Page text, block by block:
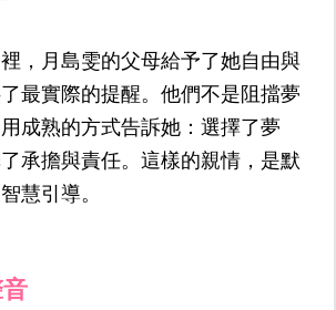
，月島雯的父母給予了她自由與
最實際的提醒。他們不是阻擋夢
成熟的方式告訴她：選擇了夢
承擔與責任。這樣的親情，是默
慧引導。